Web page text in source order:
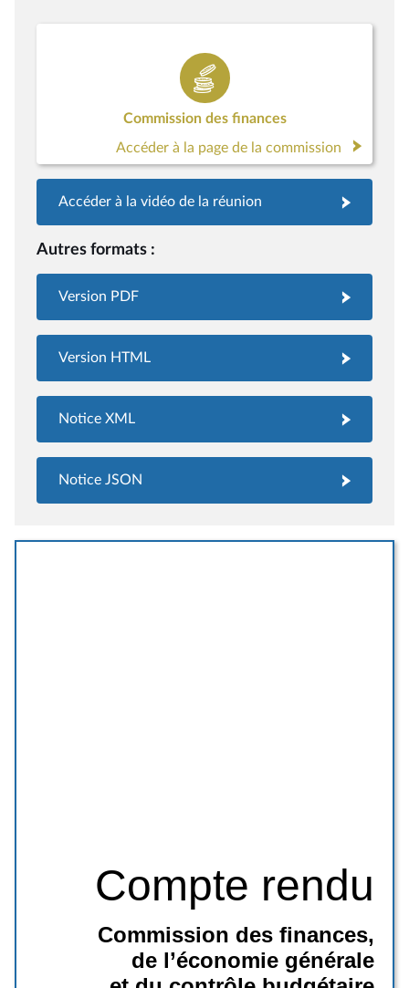
Commission des finances
Accéder à la page de la commission
Accéder à la vidéo de la réunion
Autres formats :
Version PDF
Version HTML
Notice XML
Notice JSON